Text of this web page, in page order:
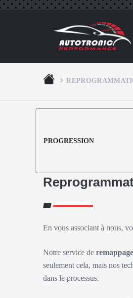
PROGRESSION
En vous associant à nous,
Notre service de remappage
seulement cela, mais nos
dans le processus.